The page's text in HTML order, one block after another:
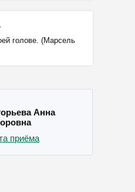
голове. (Марсель
Анна
приёма